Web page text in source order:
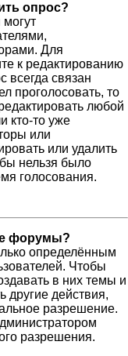
опрос?
Для
к редактированию
всегда связан
проголосовать, то
любой
кто-то уже
или
или удалить
нельзя было
голосования.
форумы?
определённым
Чтобы
в них темы и
другие действия,
разрешение.
разрешения.